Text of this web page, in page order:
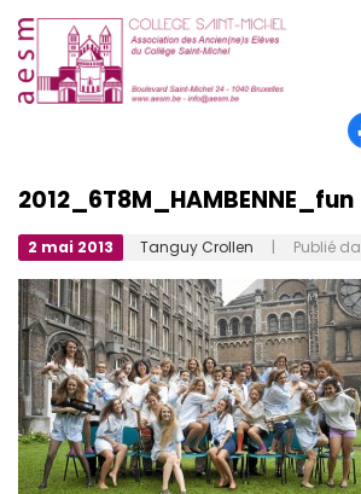
2012_6T8M_HAMBENNE_fun
2 mai 2013 Tanguy Crollen | Publié